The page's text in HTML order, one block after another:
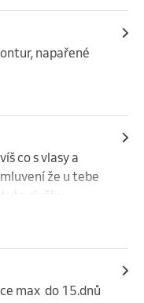
napařené
co s vlasy a
že u tebe
službu
se
max  do 15.dnů